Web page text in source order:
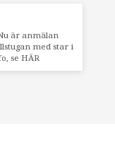
är anmälan
med star i
se HÄR